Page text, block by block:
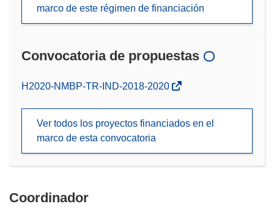
marco de este régimen de financiación
Convocatoria de propuestas
(se
nueva
H2020-NMBP-TR-IND-2018-2020
Ver todos los proyectos financiados en el
marco de esta convocatoria
Coordinador